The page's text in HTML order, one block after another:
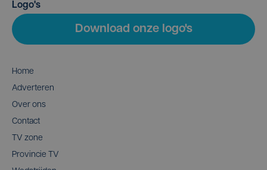
Logo's
Download onze logo's
Home
Adverteren
Over ons
Contact
TV zone
Provincie TV